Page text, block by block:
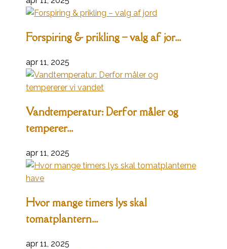
Forspiring & prikling – valg af jor...
apr 11, 2025
Vandtemperatur: Derfor måler og
temperer...
apr 11, 2025
Hvor mange timers lys skal
tomatplantern...
apr 11, 2025